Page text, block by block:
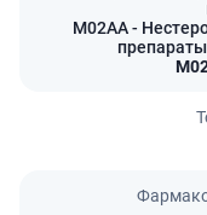
M02AA-